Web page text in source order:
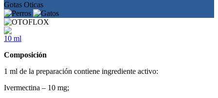
Gotas Oticas
10 ml
Composición
1 ml de la preparación contiene ingrediente activo:
Ivermectina – 10 mg;